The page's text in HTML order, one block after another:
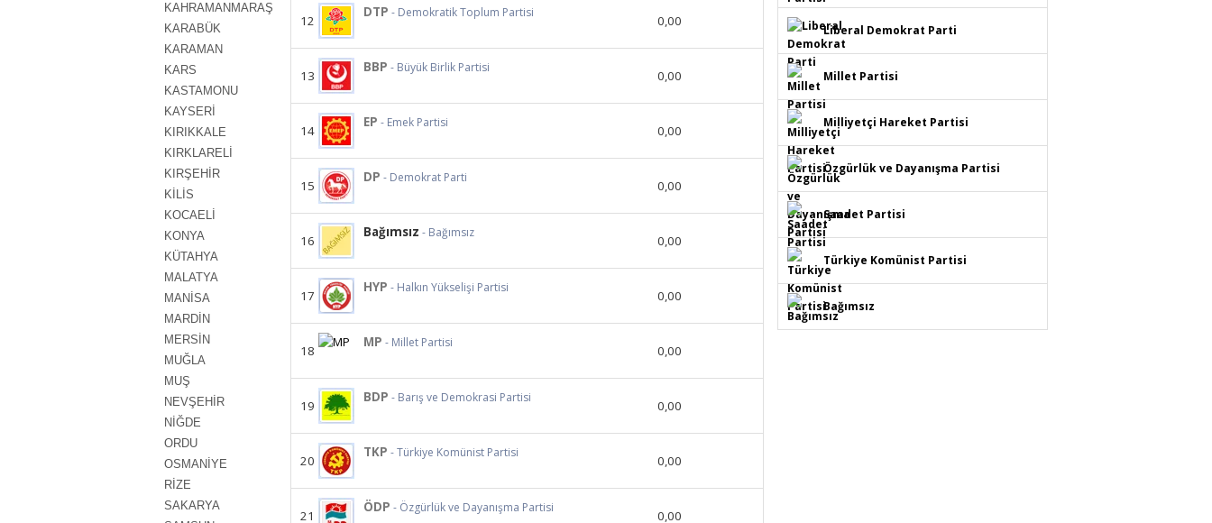
KAHRAMANMARAŞ
KARABÜK
KARAMAN
KARS
KASTAMONU
KAYSERİ
KIRIKKALE
KIRKLARELİ
KIRŞEHİR
KİLİS
KOCAELİ
KONYA
KÜTAHYA
MALATYA
MANİSA
MARDİN
MERSİN
MUĞLA
MUŞ
NEVŞEHİR
NİĞDE
ORDU
OSMANİYE
RİZE
SAKARYA
12
DTP - Demokratik Toplum Partisi
0,00
13
BBP - Büyük Birlik Partisi
0,00
14
EP - Emek Partisi
0,00
15
DP - Demokrat Parti
0,00
16
Bağımsız - Bağımsız
0,00
17
HYP - Halkın Yükselişi Partisi
0,00
18
MP - Millet Partisi
0,00
19
BDP - Barış ve Demokrasi Partisi
0,00
20
TKP - Türkiye Komünist Partisi
0,00
21
ÖDP - Özgürlük ve Dayanışma Partisi
0,00
Liberal Demokrat Parti
Millet Partisi
Milliyetçi Hareket Partisi
Özgürlük ve Dayanışma Partisi
Saadet Partisi
Türkiye Komünist Partisi
Bağımsız